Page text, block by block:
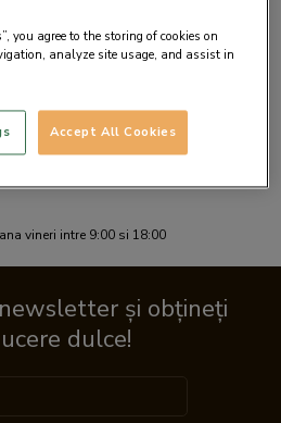
cu 200 lei
vineri intre 9:00 si 18:00
și obțineți
dulce!
you agree to the storing of cookies on
analyze site usage, and assist in
Accept All Cookies